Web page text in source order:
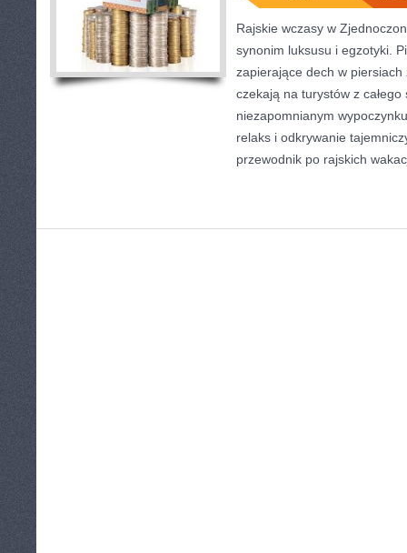
Rajskie wczasy w
synonim luksusu i egzotyki.
zapierające dech w
czekają na turystów z
niezapomnianym
relaks i odkrywanie
przewodnik po rajskich